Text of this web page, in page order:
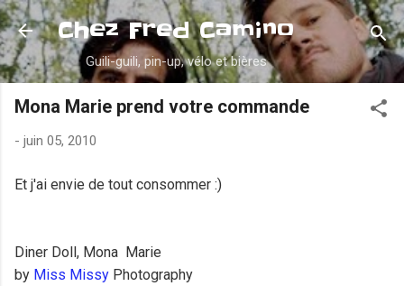
Accéder au contenu principal
Chez Fred Camino
Guili-guili, pin-up, vélo et bières
Mona Marie prend votre commande
- juin 05, 2010
Et j'ai envie de tout consommer :)
Diner Doll, Mona Marie
by Miss Missy Photography